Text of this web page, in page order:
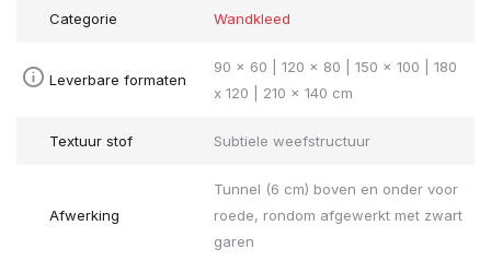
Categorie Wandkleed
Leverbare formaten
90 x 60 | 120 x 80 | 150 x 100 | 180
x 120 | 210 x 140 cm
Textuur stof Subtiele weefstructuur
Afwerking
Tunnel (6 cm) boven en onder voor
roede, rondom afgewerkt met zwart
garen